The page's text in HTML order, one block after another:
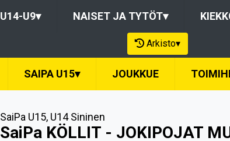
U14-U9▾ NAISET JA TYTÖT▾
Arkisto▾
SAIPA U15▾ JOUKKUE
SaiPa U15, U14 Sininen
SaiPa KÖLLIT - JOKIPOJAT